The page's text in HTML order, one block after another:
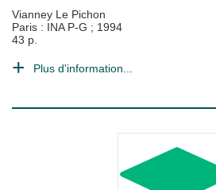
Vianney Le Pichon
Paris : INA P-G ; 1994
43 p.
Plus d'information...